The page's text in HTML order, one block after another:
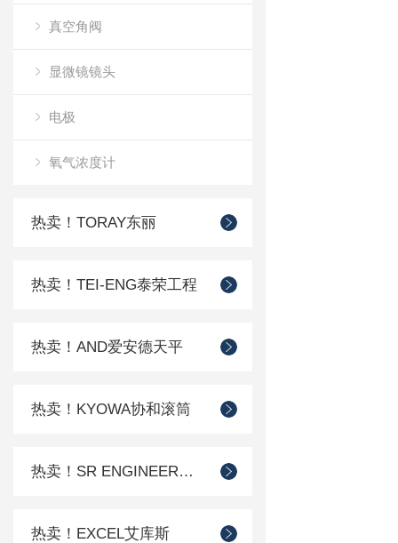
真空角阀
显微镜镜头
电极
氧气浓度计
热卖！TORAY东丽
热卖！TEI-ENG泰荣工程
热卖！AND爱安德天平
热卖！KYOWA协和滚筒
热卖！SR ENGINEER工程
热卖！EXCEL艾库斯